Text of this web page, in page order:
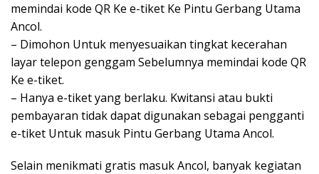
memindai kode QR Ke e-tiket Ke Pintu Gerbang Utama
Ancol.
– Dimohon Untuk menyesuaikan tingkat kecerahan
layar telepon genggam Sebelumnya memindai kode QR
Ke e-tiket.
– Hanya e-tiket yang berlaku. Kwitansi atau bukti
pembayaran tidak dapat digunakan sebagai pengganti
e-tiket Untuk masuk Pintu Gerbang Utama Ancol.
Selain menikmati gratis masuk Ancol, banyak kegiatan